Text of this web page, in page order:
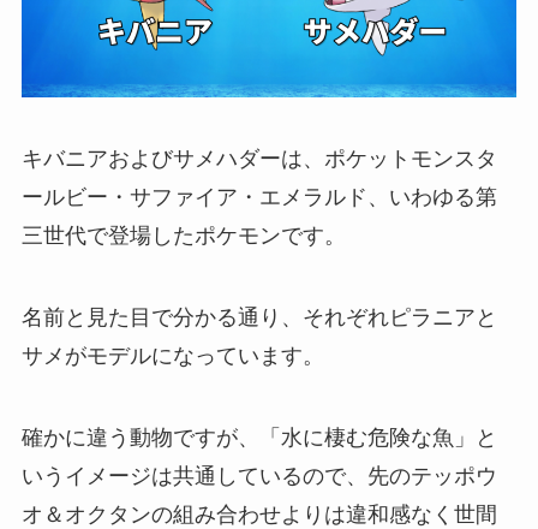
キバニアおよびサメハダーは、ポケットモンスタ
ールビー・サファイア・エメラルド、いわゆる第
三世代で登場したポケモンです。
名前と見た目で分かる通り、それぞれピラニアと
サメがモデルになっています。
確かに違う動物ですが、「水に棲む危険な魚」と
いうイメージは共通しているので、先のテッポウ
オ＆オクタンの組み合わせよりは違和感なく世間